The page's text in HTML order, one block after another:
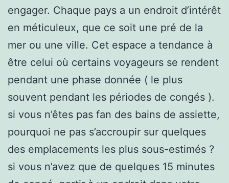
engager. Chaque pays a un endroit d’intérêt
en méticuleux, que ce soit une pré de la
mer ou une ville. Cet espace a tendance à
être celui où certains voyageurs se rendent
pendant une phase donnée ( le plus
souvent pendant les périodes de congés ).
si vous n’êtes pas fan des bains de assiette,
pourquoi ne pas s’accroupir sur quelques
des emplacements les plus sous-estimés ?
si vous n’avez que de quelques 15 minutes